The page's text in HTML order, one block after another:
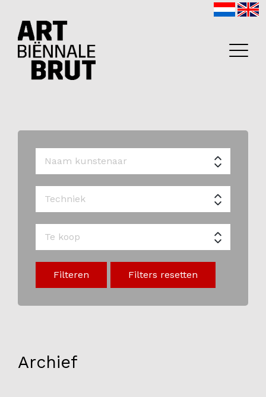
Home
Exposanten
2026
Programma
Filteren Filters resetten
Archief